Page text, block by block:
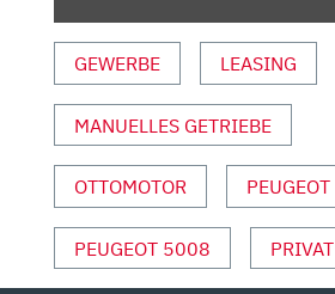
AUTO
MOTOR
UND
SPORT“
YOUTUBE
ANZEIGEN
GEWERBE LEASING
MANUELLES GETRIEBE
OTTOMOTOR PEUGEOT
PEUGEOT 5008 PRIVAT